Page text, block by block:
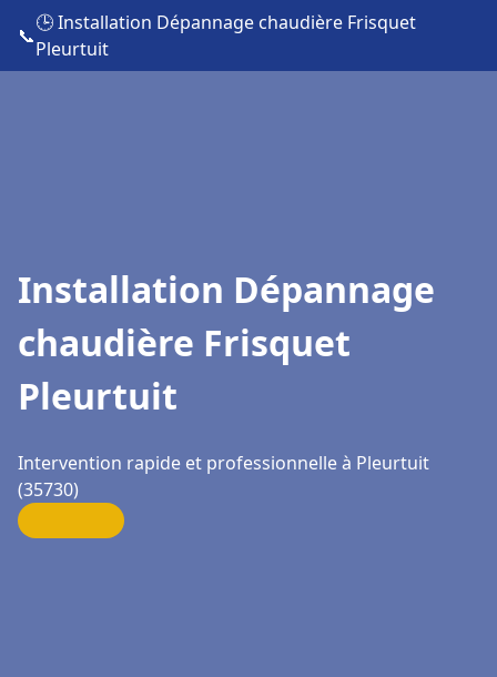
📞
🕒 Installation Dépannage chaudière Frisquet
Pleurtuit
Installation Dépannage
chaudière Frisquet
Pleurtuit
Intervention rapide et professionnelle à Pleurtuit
(35730)